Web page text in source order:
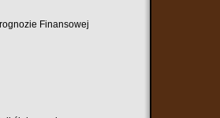
Finansowej